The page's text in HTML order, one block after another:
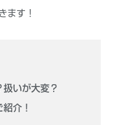
ます！
扱いが大変？
介！